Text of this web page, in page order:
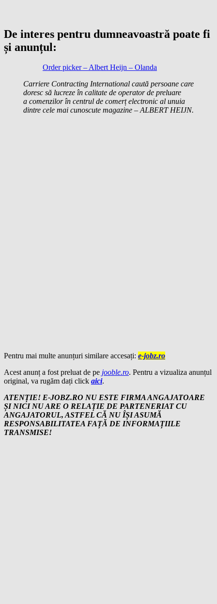
De interes pentru dumneavoastră poate fi
și anunțul:
Order picker – Albert Heijn – Olanda
Carriere Contracting International caută persoane care
doresc să lucreze în calitate de operator de preluare
a comenzilor în centrul de comerț electronic al unuia
dintre cele mai cunoscute magazine – ALBERT HEIJN.
Pentru mai multe anunțuri similare accesați: e-jobz.ro
Acest anunț a fost preluat de pe jooble.ro. Pentru a vizualiza anunțul
original, va rugăm dați click aici.
ATENȚIE! E-JOBZ.RO NU ESTE FIRMA ANGAJATOARE
ȘI NICI NU ARE O RELAȚIE DE PARTENERIAT CU
ANGAJATORUL, ASTFEL CĂ NU ÎȘI ASUMĂ
RESPONSABILITATEA FAȚĂ DE INFORMAȚIILE
TRANSMISE!